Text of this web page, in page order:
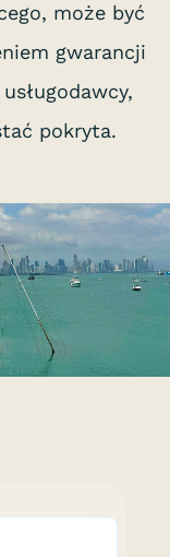
może być
gwarancji
pokryta.